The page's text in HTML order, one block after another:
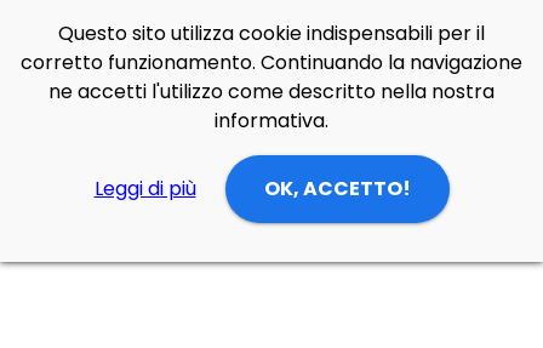
Side Navigation CercaContatti
Login
Prodotti Lampade Tavolo
Lampada da tavolo/parete Tolomeo mini di Artemide in alluminio, acciaio. Solo corpo senza supporto
Questo sito utilizza cookie indispensabili per il
corretto funzionamento. Continuando la navigazione
ne accetti l'utilizzo come descritto nella nostra
informativa.
Leggi di più OK, ACCETTO!